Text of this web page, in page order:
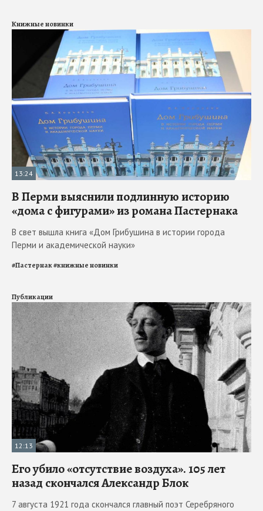
Книжные новинки
13:24
В Перми выяснили подлинную историю
«дома с фигурами» из романа Пастернака
В свет вышла книга «Дом Грибушина в истории города
Перми и академической науки»
#Пастернак#книжные новинки
Публикации
12:13
Его убило «отсутствие воздуха». 105 лет
назад скончался Александр Блок
7 августа 1921 года скончался главный поэт Серебряного